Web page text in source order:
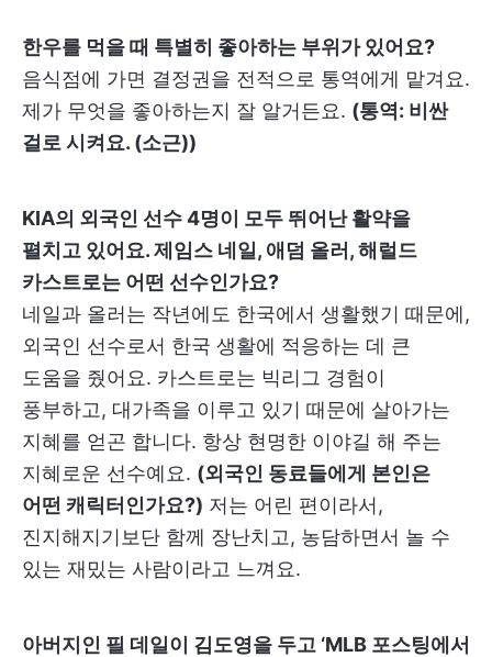
한우를 먹을 때 특별히 좋아하는 부위가 있어요?
음식점에 가면 결정권을 전적으로 통역에게 맡겨요.
제가 무엇을 좋아하는지 잘 알거든요. (통역: 비싼
걸로 시켜요. (소근))
KIA의 외국인 선수 4명이 모두 뛰어난 활약을
펼치고 있어요. 제임스 네일, 애덤 올러, 해럴드
카스트로는 어떤 선수인가요?
네일과 올러는 작년에도 한국에서 생활했기 때문에,
외국인 선수로서 한국 생활에 적응하는 데 큰
도움을 줬어요. 카스트로는 빅리그 경험이
풍부하고, 대가족을 이루고 있기 때문에 살아가는
지혜를 얻곤 합니다. 항상 현명한 이야길 해 주는
지혜로운 선수예요. (외국인 동료들에게 본인은
어떤 캐릭터인가요?) 저는 어린 편이라서,
진지해지기보단 함께 장난치고, 농담하면서 놀 수
있는 재밌는 사람이라고 느껴요.
아버지인 필 데일이 김도영을 두고 ‘MLB 포스팅에서